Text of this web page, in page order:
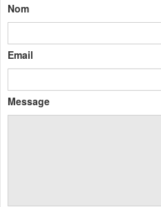
Nom
Email
Message